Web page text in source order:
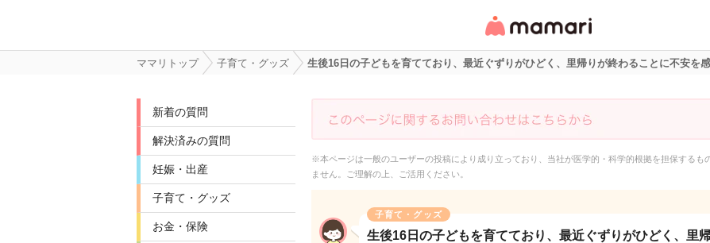
リ・情報サイト
ママリトップ 子育て・グッズ 生後16日の子どもを育てており、最近ぐずりがひどく、里帰りが終わることに不安を
新着の質問
解決済みの質問
妊娠・出産
子育て・グッズ
お金・保険
※本ページは一般のユーザーの投稿により成り立っており、当社が医学的・科学的根拠を担保するも
ません。ご理解の上、ご活用ください。
子育て・グッズ
生後16日の子どもを育てており、最近ぐずりがひどく、里